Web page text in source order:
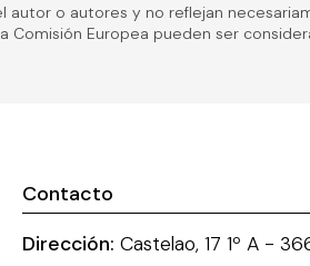
autor o autores y no reflejan
Comisión Europea pueden ser
Contacto
Dirección: Castelao, 17 1º A -